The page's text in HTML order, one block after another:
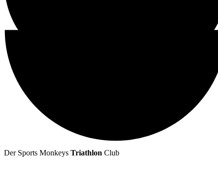
Der Sports Monkeys Triathlon Club